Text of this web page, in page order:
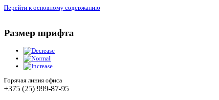
Перейти к основному содержанию
Размер шрифта
Горячая линия офиса
+375 (25) 999-87-95